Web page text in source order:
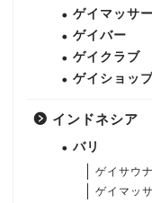
ゲイマッサ
ゲイバー
ゲイクラブ
ゲイショッ
インドネシア
バリ
ゲイサウ
ゲイマッ